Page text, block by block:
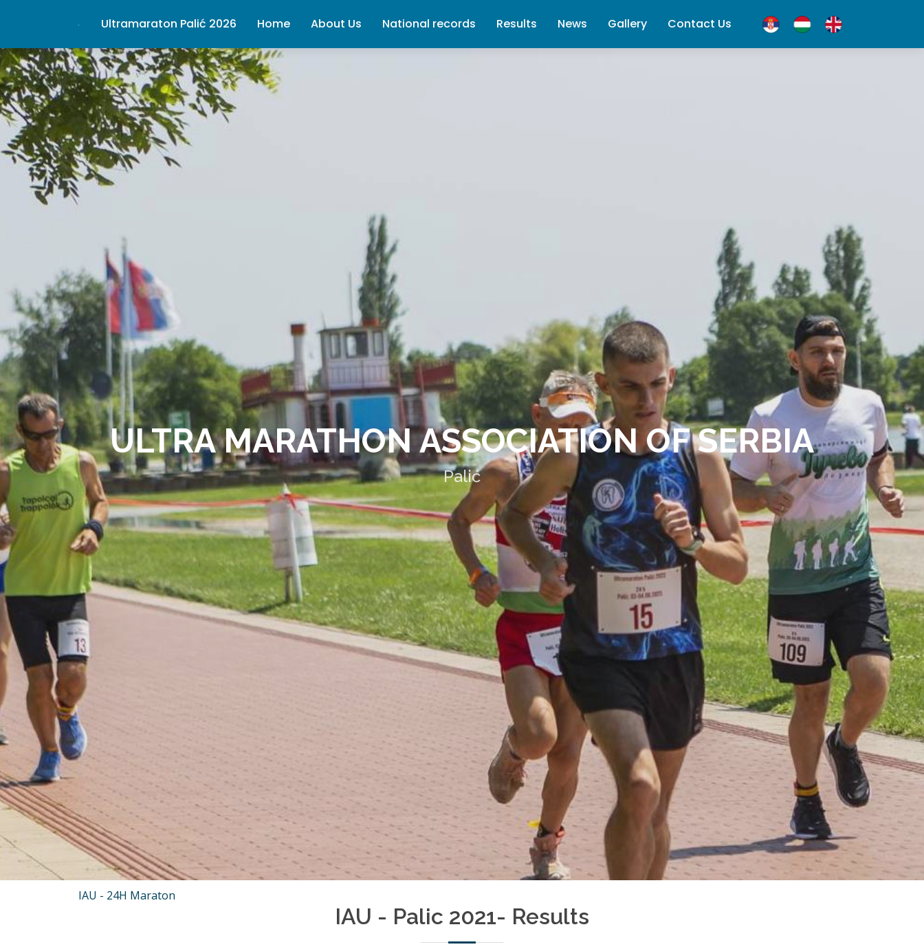
Ultramaraton Palić 2026 Home About Us National records Results News Gallery Contact Us
ULTRA MARATHON ASSOCIATION OF SERBIA
Palić
IAU - 24H Maraton
IAU - Palic 2021- Results